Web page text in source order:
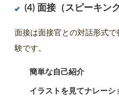
(4) 面接（スピーキン
面接は面接官との対話形式
験です。
簡単な自己紹介
イラストを見てナレーシ